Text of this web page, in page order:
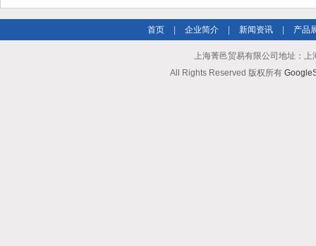
首页 企业简介 新闻资讯 产品
上海菁邑贸易有限公司地址：
All Rights Reserved 版权所有